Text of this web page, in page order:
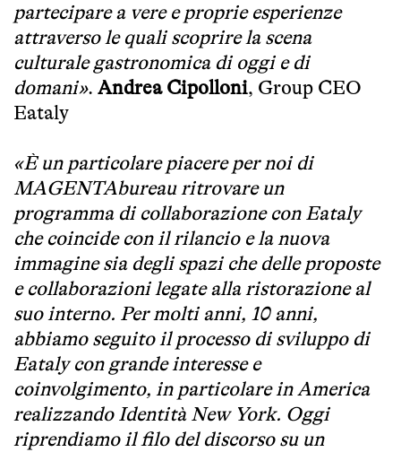
partecipare a vere e proprie esperienze
attraverso le quali scoprire la scena
culturale gastronomica di oggi e di
domani». Andrea Cipolloni, Group CEO
Eataly
«È un particolare piacere per noi di
MAGENTAbureau ritrovare un
programma di collaborazione con Eataly
che coincide con il rilancio e la nuova
immagine sia degli spazi che delle proposte
e collaborazioni legate alla ristorazione al
suo interno. Per molti anni, 10 anni,
abbiamo seguito il processo di sviluppo di
Eataly con grande interesse e
coinvolgimento, in particolare in America
realizzando Identità New York. Oggi
riprendiamo il filo del discorso su un